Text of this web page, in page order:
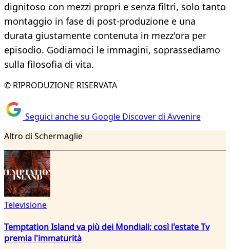
dignitoso con mezzi propri e senza filtri, solo tanto
montaggio in fase di post-produzione e una
durata giustamente contenuta in mezz'ora per
episodio. Godiamoci le immagini, soprassediamo
sulla filosofia di vita.
© RIPRODUZIONE RISERVATA
Seguici anche su Google Discover di Avvenire
Altro di Schermaglie
Televisione
Temptation Island va più dei Mondiali; così l'estate Tv
premia l'immaturità